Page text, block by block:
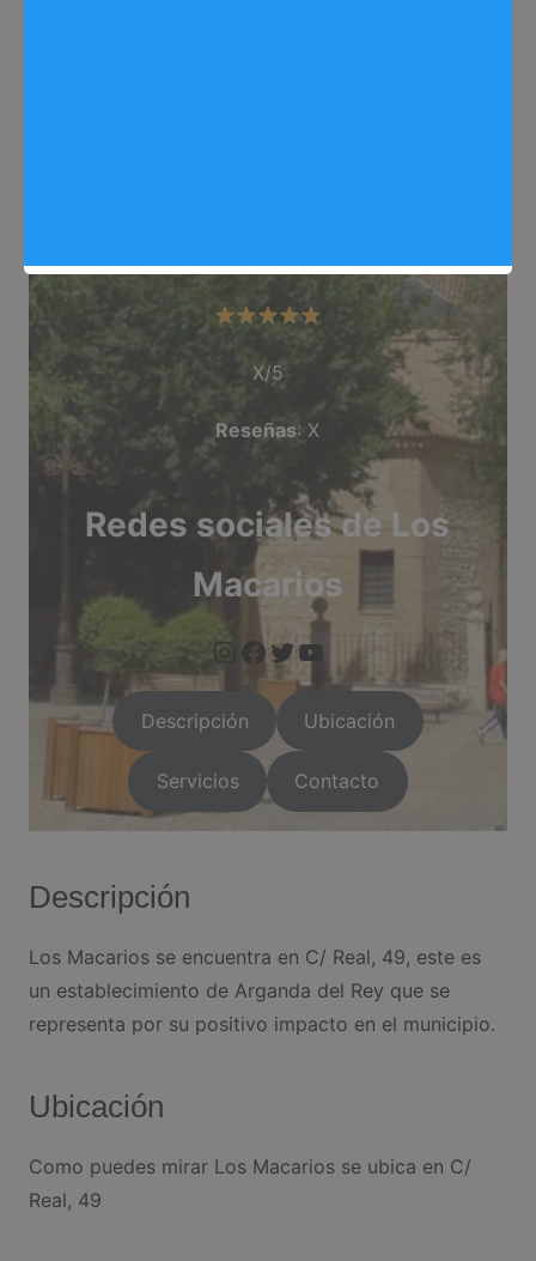
X/5
Reseñas: X
Redes sociales de Los
Macarios
https://www.instagram.com/arganda.info/?next=%2F
https://www.facebook.com/people/Arganda-Infoo/
https://twitter.com/i/flow/
https://
Descripción Ubicación
Servicios Contacto
Descripción
Los Macarios se encuentra en C/ Real, 49, este es
un establecimiento de Arganda del Rey que se
representa por su positivo impacto en el municipio.
Ubicación
Como puedes mirar Los Macarios se ubica en C/
Real, 49